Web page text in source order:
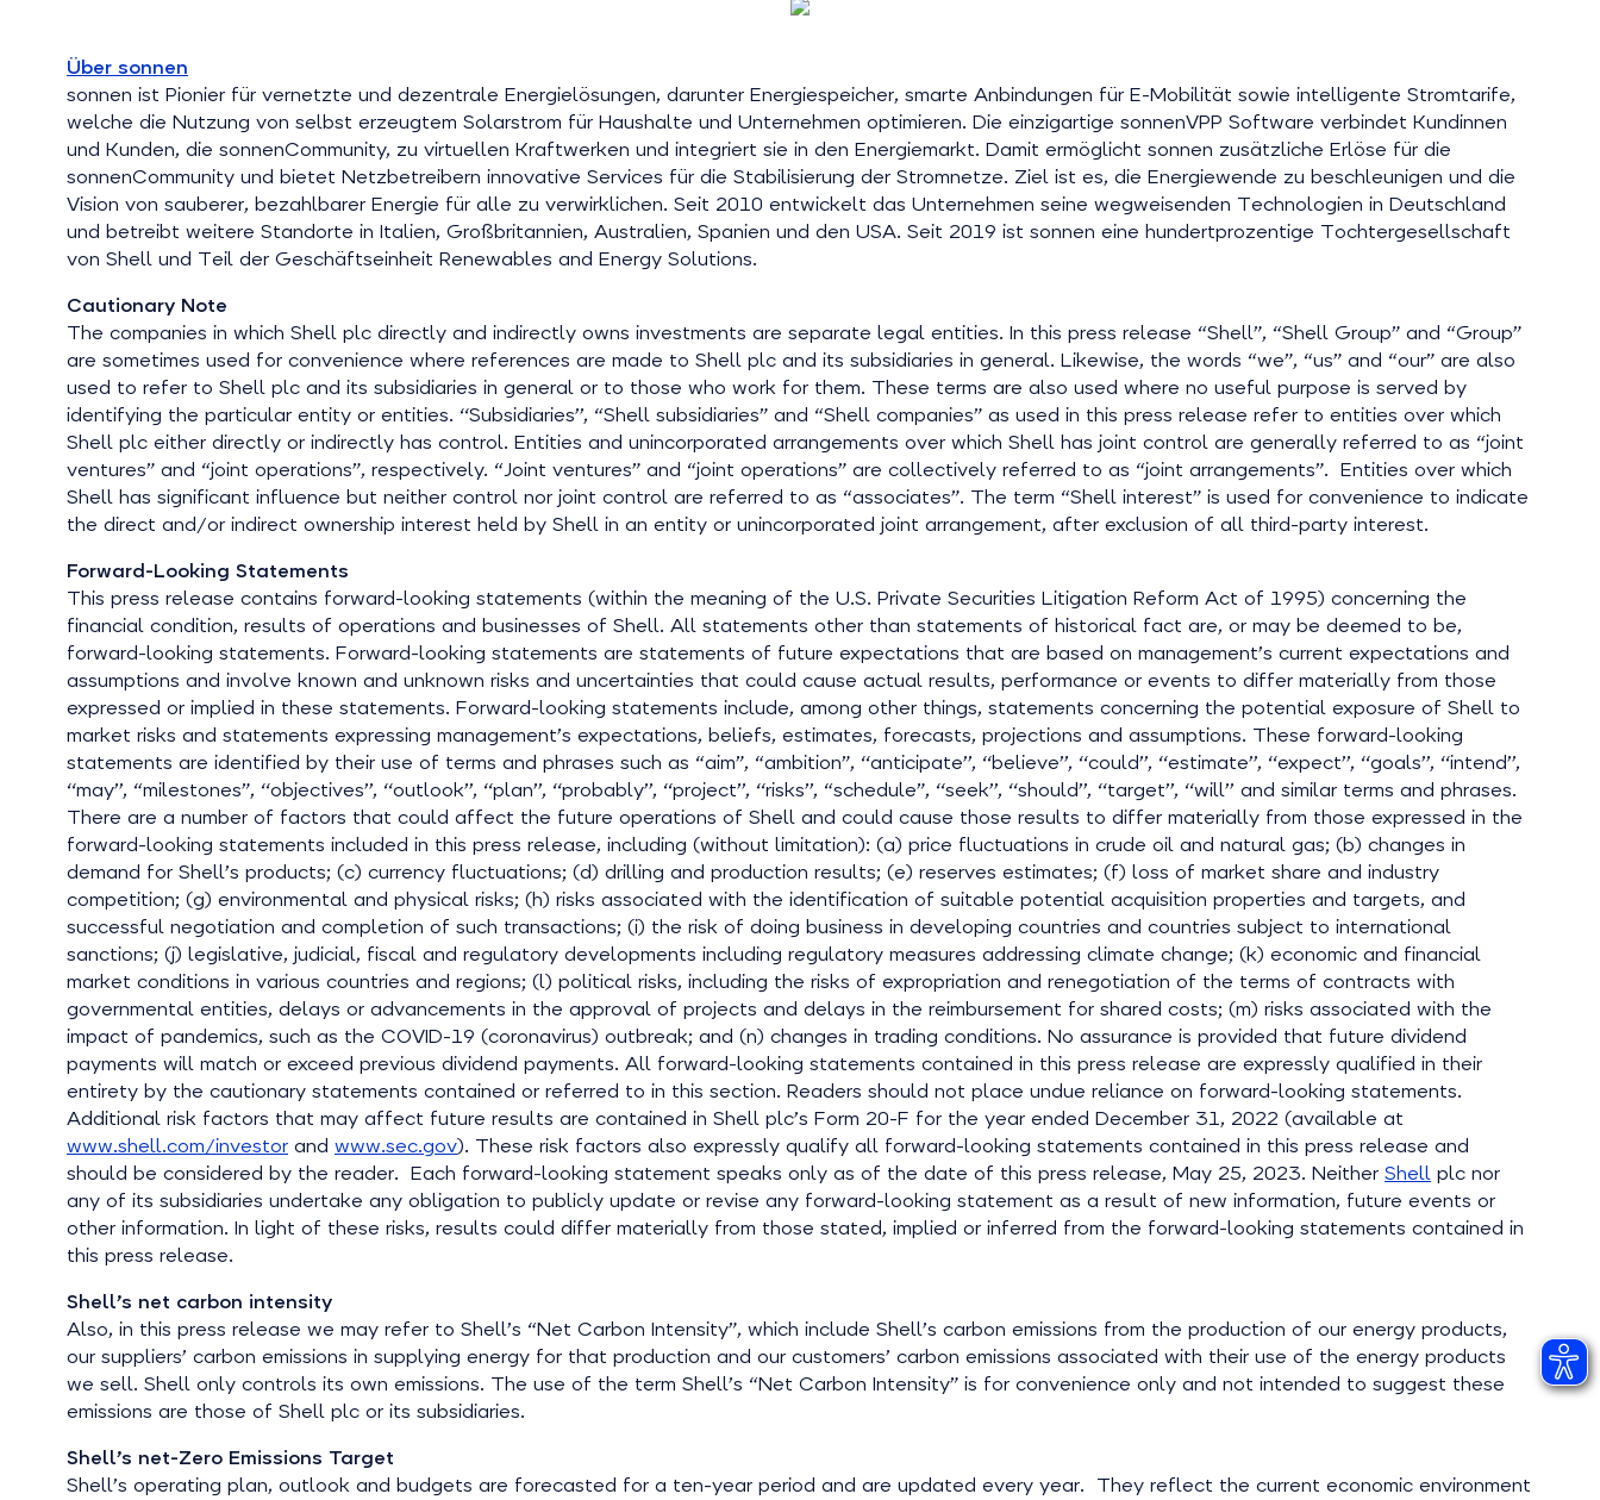
Über sonnen
sonnen ist Pionier für vernetzte und dezentrale Energielösungen, darunter Energiespeicher, smarte Anbindungen für E-Mobilität sowie intelligente Stromtarife,
welche die Nutzung von selbst erzeugtem Solarstrom für Haushalte und Unternehmen optimieren. Die einzigartige sonnenVPP Software verbindet Kundinnen
und Kunden, die sonnenCommunity, zu virtuellen Kraftwerken und integriert sie in den Energiemarkt. Damit ermöglicht sonnen zusätzliche Erlöse für die
sonnenCommunity und bietet Netzbetreibern innovative Services für die Stabilisierung der Stromnetze. Ziel ist es, die Energiewende zu beschleunigen und die
Vision von sauberer, bezahlbarer Energie für alle zu verwirklichen. Seit 2010 entwickelt das Unternehmen seine wegweisenden Technologien in Deutschland
und betreibt weitere Standorte in Italien, Großbritannien, Australien, Spanien und den USA. Seit 2019 ist sonnen eine hundertprozentige Tochtergesellschaft
von Shell und Teil der Geschäftseinheit Renewables and Energy Solutions.
Cautionary Note
The companies in which Shell plc directly and indirectly owns investments are separate legal entities. In this press release “Shell”, “Shell Group” and “Group”
are sometimes used for convenience where references are made to Shell plc and its subsidiaries in general. Likewise, the words “we”, “us” and “our” are also
used to refer to Shell plc and its subsidiaries in general or to those who work for them. These terms are also used where no useful purpose is served by
identifying the particular entity or entities. ‘‘Subsidiaries’’, “Shell subsidiaries” and “Shell companies” as used in this press release refer to entities over which
Shell plc either directly or indirectly has control. Entities and unincorporated arrangements over which Shell has joint control are generally referred to as “joint
ventures” and “joint operations”, respectively. “Joint ventures” and “joint operations” are collectively referred to as “joint arrangements”. Entities over which
Shell has significant influence but neither control nor joint control are referred to as “associates”. The term “Shell interest” is used for convenience to indicate
the direct and/or indirect ownership interest held by Shell in an entity or unincorporated joint arrangement, after exclusion of all third-party interest.
Forward-Looking Statements
This press release contains forward-looking statements (within the meaning of the U.S. Private Securities Litigation Reform Act of 1995) concerning the
financial condition, results of operations and businesses of Shell. All statements other than statements of historical fact are, or may be deemed to be,
forward-looking statements. Forward-looking statements are statements of future expectations that are based on management’s current expectations and
assumptions and involve known and unknown risks and uncertainties that could cause actual results, performance or events to differ materially from those
expressed or implied in these statements. Forward-looking statements include, among other things, statements concerning the potential exposure of Shell to
market risks and statements expressing management’s expectations, beliefs, estimates, forecasts, projections and assumptions. These forward-looking
statements are identified by their use of terms and phrases such as “aim”, “ambition”, ‘‘anticipate’’, ‘‘believe’’, ‘‘could’’, ‘‘estimate’’, ‘‘expect’’, ‘‘goals’’, ‘‘intend’’,
‘‘may’’, “milestones”, ‘‘objectives’’, ‘‘outlook’’, ‘‘plan’’, ‘‘probably’’, ‘‘project’’, ‘‘risks’’, “schedule”, ‘‘seek’’, ‘‘should’’, ‘‘target’’, ‘‘will’’ and similar terms and phrases.
There are a number of factors that could affect the future operations of Shell and could cause those results to differ materially from those expressed in the
forward-looking statements included in this press release, including (without limitation): (a) price fluctuations in crude oil and natural gas; (b) changes in
demand for Shell’s products; (c) currency fluctuations; (d) drilling and production results; (e) reserves estimates; (f) loss of market share and industry
competition; (g) environmental and physical risks; (h) risks associated with the identification of suitable potential acquisition properties and targets, and
successful negotiation and completion of such transactions; (i) the risk of doing business in developing countries and countries subject to international
sanctions; (j) legislative, judicial, fiscal and regulatory developments including regulatory measures addressing climate change; (k) economic and financial
market conditions in various countries and regions; (l) political risks, including the risks of expropriation and renegotiation of the terms of contracts with
governmental entities, delays or advancements in the approval of projects and delays in the reimbursement for shared costs; (m) risks associated with the
impact of pandemics, such as the COVID-19 (coronavirus) outbreak; and (n) changes in trading conditions. No assurance is provided that future dividend
payments will match or exceed previous dividend payments. All forward-looking statements contained in this press release are expressly qualified in their
entirety by the cautionary statements contained or referred to in this section. Readers should not place undue reliance on forward-looking statements.
Additional risk factors that may affect future results are contained in Shell plc’s Form 20-F for the year ended December 31, 2022 (available at
www.shell.com/investor and www.sec.gov). These risk factors also expressly qualify all forward-looking statements contained in this press release and
should be considered by the reader. Each forward-looking statement speaks only as of the date of this press release, May 25, 2023. Neither Shell plc nor
any of its subsidiaries undertake any obligation to publicly update or revise any forward-looking statement as a result of new information, future events or
other information. In light of these risks, results could differ materially from those stated, implied or inferred from the forward-looking statements contained in
this press release.
Shell’s net carbon intensity
Also, in this press release we may refer to Shell’s “Net Carbon Intensity”, which include Shell’s carbon emissions from the production of our energy products,
our suppliers’ carbon emissions in supplying energy for that production and our customers’ carbon emissions associated with their use of the energy products
we sell. Shell only controls its own emissions. The use of the term Shell’s “Net Carbon Intensity” is for convenience only and not intended to suggest these
emissions are those of Shell plc or its subsidiaries.
Shell’s net-Zero Emissions Target
Shell’s operating plan, outlook and budgets are forecasted for a ten-year period and are updated every year. They reflect the current economic environment